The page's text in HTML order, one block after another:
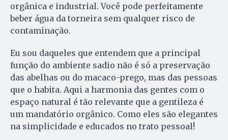
orgânica e industrial. Você pode perfeitamente
beber água da torneira sem qualquer risco de
contaminação.
Eu sou daqueles que entendem que a principal
função do ambiente sadio não é só a preservação
das abelhas ou do macaco-prego, mas das pessoas
que o habita. Aqui a harmonia das gentes com o
espaço natural é tão relevante que a gentileza é
um mandatório orgânico. Como eles são elegantes
na simplicidade e educados no trato pessoal!